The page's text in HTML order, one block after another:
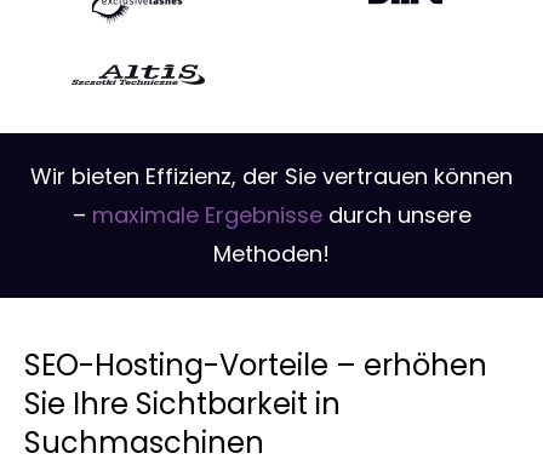
Wir bieten Effizienz, der Sie vertrauen können
– maximale Ergebnisse durch unsere
Methoden!
SEO-Hosting-Vorteile – erhöhen
Sie Ihre Sichtbarkeit in
Suchmaschinen